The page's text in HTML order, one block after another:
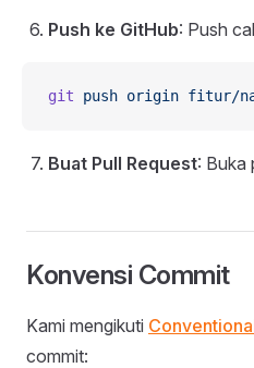
Push ke GitHub: Push
git push origin fitur/
Buat Pull Request: Buka
Konvensi Commit
Kami mengikuti
commit: